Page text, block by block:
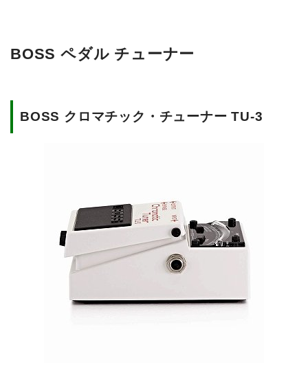
BOSS ペダル チューナー
BOSS クロマチック・チューナー TU-3